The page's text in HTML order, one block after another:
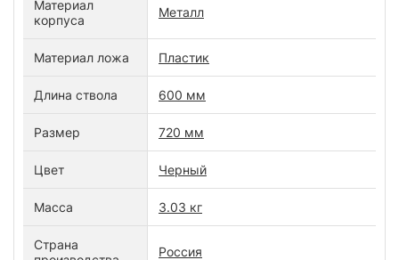
Материал
корпуса
Металл
Материал ложа Пластик
Длина ствола 600 мм
Размер 720 мм
Цвет Черный
Масса 3.03 кг
Страна
Россия